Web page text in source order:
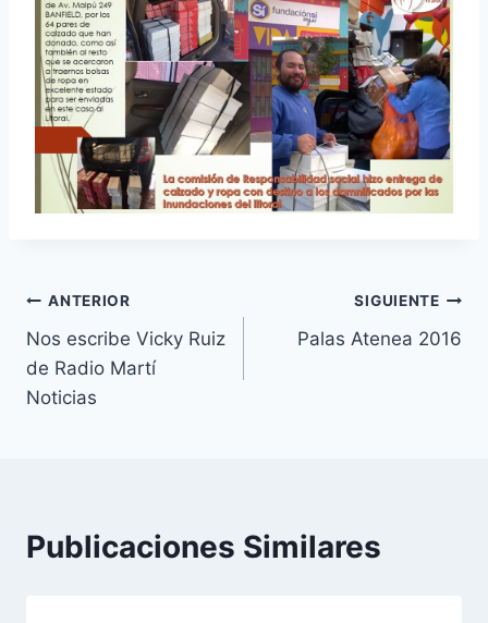
Navegación
de
entradas
ANTERIOR
Nos escribe Vicky Ruiz
de Radio Martí
Noticias
SIGUIENTE
Palas Atenea 2016
Publicaciones Similares